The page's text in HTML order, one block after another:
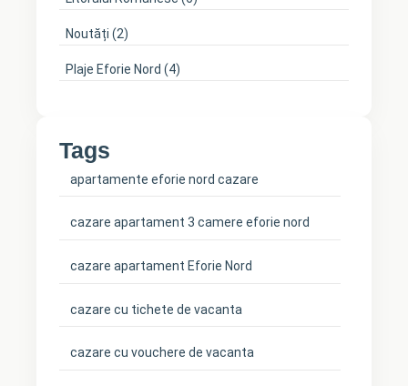
Noutăți (2)
Plaje Eforie Nord (4)
Tags
apartamente eforie nord cazare
cazare apartament 3 camere eforie nord
cazare apartament Eforie Nord
cazare cu tichete de vacanta
cazare cu vouchere de vacanta